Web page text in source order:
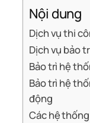
Nội dung
Dịch vụ thi
Dịch vụ bảo
Bảo trì hệ
Bảo trì hệ
động
Các hệ